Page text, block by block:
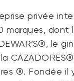
privée
dont
le
®. Fondée